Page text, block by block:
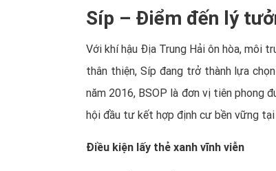
Síp – Điểm đến lý
Với khí hậu Địa Trung Hải ôn hòa, môi
thân thiện, Síp đang trở thành lựa
năm 2016, BSOP là đơn vị tiên phong
hội đầu tư kết hợp định cư bền vững tại
Điều kiện lấy thẻ xanh vĩnh viễn